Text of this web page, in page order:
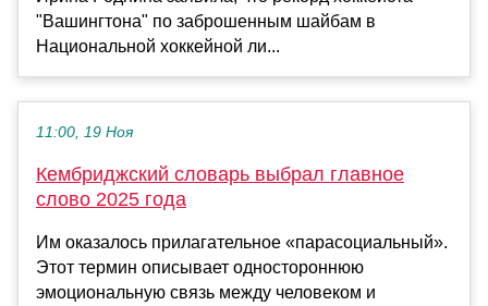
"Вашингтона" по заброшенным шайбам в
Национальной хоккейной ли...
11:00, 19 Ноя
Кембриджский словарь выбрал главное
слово 2025 года
Им оказалось прилагательное «парасоциальный».
Этот термин описывает одностороннюю
эмоциональную связь между человеком и